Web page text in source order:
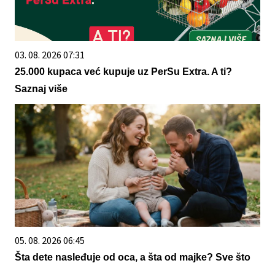
03. 08. 2026 07:31
25.000 kupaca već kupuje uz PerSu Extra. A ti?
Saznaj više
05. 08. 2026 06:45
Šta dete nasleđuje od oca, a šta od majke? Sve što